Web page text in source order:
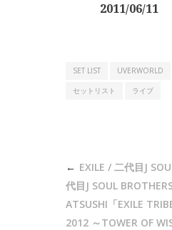
2011/06/11
SET LIST UVERWORLD
セットリスト
ライブ
EXILE / 二代目J
代目J SOUL
ATSUSHI「EXILE
2012 ～TOWER OF